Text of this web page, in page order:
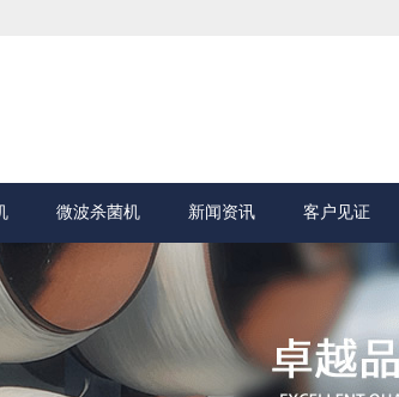
微波杀菌机 新闻资讯 客户见证